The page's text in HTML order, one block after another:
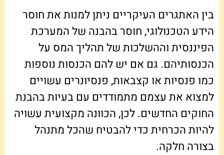
בין האתגרים העיקריים ניתן למנות את חוסר
הידע הטכנולוגי, חוסר בהבנה של המערכת
הפיננסית וההשלכות של תהליך המס על
הכנסותיהם. גם אם יש להם הכנסות נוספות
כמו פנסיות או קצבאות, פנסיונרים עשויים
למצוא את עצמם מתמודדים עם בעיות בהבנת
החוקים החדשים. לכן, הכוונה מקצועית עשויה
להיות הכרחית כדי להבטיח שהכל מתנהל
בצורה חלקה.